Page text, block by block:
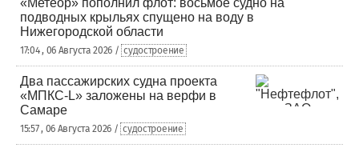
«Метеор» пополнил флот: восьмое судно на
подводных крыльях спущено на воду в
Нижегородской области
17:04 , 06 Августа 2026 / судостроение
Два пассажирских судна проекта
«МПКС-L» заложены на верфи в
Самаре
15:57 , 06 Августа 2026 / судостроение